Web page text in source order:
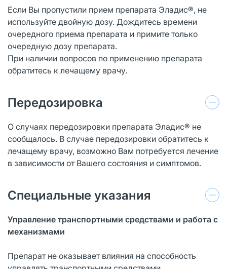
Если Вы пропустили прием препарата Эладис®, не
используйте двойную дозу. Дождитесь времени
очередного приема препарата и примите только
очередную дозу препарата.
При наличии вопросов по применению препарата
обратитесь к лечащему врачу.
Передозировка
О случаях передозировки препарата Эладис® не
сообщалось. В случае передозировки обратитесь к
лечащему врачу, возможно Вам потребуется лечение
в зависимости от Вашего состояния и симптомов.
Специальные указания
Управление транспортными средствами и работа с
механизмами
Препарат не оказывает влияния на способность